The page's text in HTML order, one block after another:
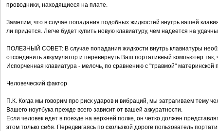
проводники, находящиеся на плате.
Заметим, что в случае попадания подобных жидкостей внутрь вашей
ли придется. Легче будет купить новую клавиатуру, чем надеется на
ПОЛЕЗНЫЙ СОВЕТ: В случае попадания жидкости внутрь клавиатуры
отсоединить аккумулятор и перевернуть Ваш портативный компьютер
Испорченная клавиатура - мелочь, по сравнению с "травмой" материнской
Человеческий фактор
П.К. Когда мы говорим про риск ударов и вибраций, мы затрагиваем тему
Вашего ноутбука прежде всего зависит от вашей аккуратности.
Если человек едет в поезде на верхней полке, он четко должен
этом только себя. Передвигаясь по скользкой дороге пользователь